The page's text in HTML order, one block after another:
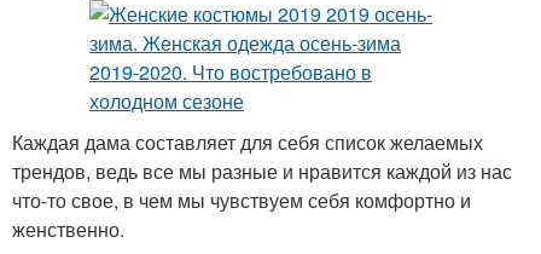
Каждая дама составляет для себя список желаемых
трендов, ведь все мы разные и нравится каждой из нас
что-то свое, в чем мы чувствуем себя комфортно и
женственно.